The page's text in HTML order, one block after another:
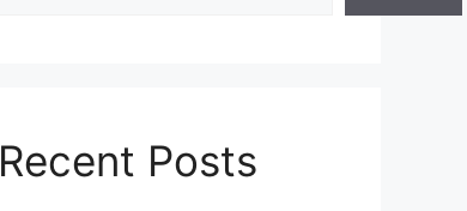
Recent Posts